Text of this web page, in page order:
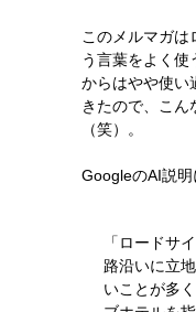
このメルマガ
う言葉をよく使
からはやや使い
きたので、こ
（笑）。
GoogleのAI説
「ロードサ
路沿いに立
いことが多